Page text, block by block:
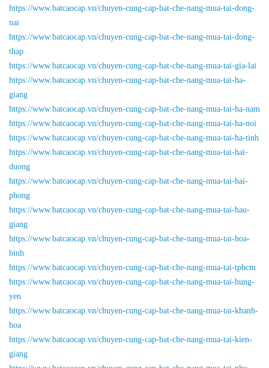
https://www.batcaocap.vn/chuyen-cung-cap-bat-che-nang-mua-tai-dong-
nai
https://www.batcaocap.vn/chuyen-cung-cap-bat-che-nang-mua-tai-dong-
thap
https://www.batcaocap.vn/chuyen-cung-cap-bat-che-nang-mua-tai-gia-lai
https://www.batcaocap.vn/chuyen-cung-cap-bat-che-nang-mua-tai-ha-
giang
https://www.batcaocap.vn/chuyen-cung-cap-bat-che-nang-mua-tai-ha-nam
https://www.batcaocap.vn/chuyen-cung-cap-bat-che-nang-mua-tai-ha-noi
https://www.batcaocap.vn/chuyen-cung-cap-bat-che-nang-mua-tai-ha-tinh
https://www.batcaocap.vn/chuyen-cung-cap-bat-che-nang-mua-tai-hai-
duong
https://www.batcaocap.vn/chuyen-cung-cap-bat-che-nang-mua-tai-hai-
phong
https://www.batcaocap.vn/chuyen-cung-cap-bat-che-nang-mua-tai-hau-
giang
https://www.batcaocap.vn/chuyen-cung-cap-bat-che-nang-mua-tai-hoa-
binh
https://www.batcaocap.vn/chuyen-cung-cap-bat-che-nang-mua-tai-tphcm
https://www.batcaocap.vn/chuyen-cung-cap-bat-che-nang-mua-tai-hung-
yen
https://www.batcaocap.vn/chuyen-cung-cap-bat-che-nang-mua-tai-khanh-
hoa
https://www.batcaocap.vn/chuyen-cung-cap-bat-che-nang-mua-tai-kien-
giang